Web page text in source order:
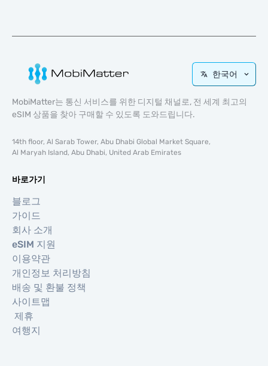
한국어
MobiMatter는 통신 서비스를 위한 디지털 채널로, 전 세계 최고의
eSIM 상품을 찾아 구매할 수 있도록 도와드립니다.
14th floor, Al Sarab Tower, Abu Dhabi Global Market Square,
Al Maryah Island, Abu Dhabi, United Arab Emirates
바로가기
블로그
가이드
회사 소개
eSIM 지원
이용약관
개인정보 처리방침
배송 및 환불 정책
사이트맵
제휴
여행지